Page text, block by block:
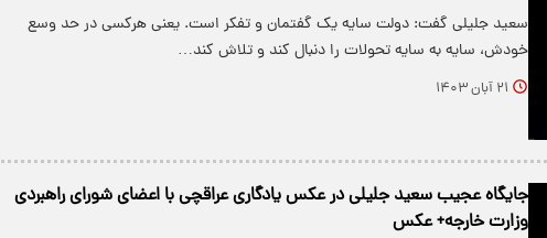
سعید جلیلی گفت: دولت سایه یک گفتمان و تفکر است. یعنی هرکسی در حد وسع
خودش، سایه به سایه تحولات را دنبال کند و تلاش کند…
۲۱ آبان ۱۴۰۳
جایگاه عجیب سعید جلیلی در عکس یادگاری عراقچی با اعضای شورای راهبردی
وزارت خارجه+ عکس